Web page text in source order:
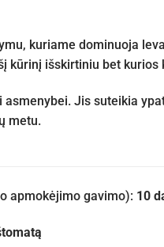
kuriame dominuoja
kūrinį išskirtiniu bet kurios
Jis suteikia
metu.
apmokėjimo gavimo): 10